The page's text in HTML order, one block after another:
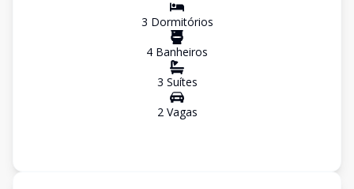
3 Dormitórios
4 Banheiros
3 Suítes
2Vagas